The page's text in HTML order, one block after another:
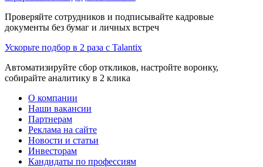
Проверяйте сотрудников и подписывайте кадровые
документы без бумаг и личных встреч
Ускорьте подбор в 2 раза с Talantix
Автоматизируйте сбор откликов, настройте воронку,
собирайте аналитику в 2 клика
О компании
Наши вакансии
Партнерам
Реклама на сайте
Новости и статьи
Инвесторам
Кандидаты по профессиям